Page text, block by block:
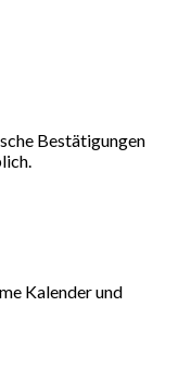
Bestätigungen
Kalender und